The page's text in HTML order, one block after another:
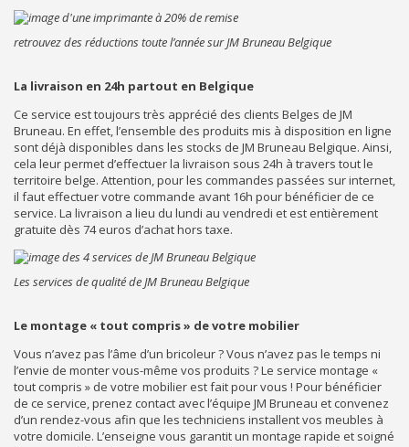
retrouvez des réductions toute l’année sur JM Bruneau Belgique
La livraison en 24h partout en Belgique
Ce service est toujours très apprécié des clients Belges de JM
Bruneau. En effet, l’ensemble des produits mis à disposition en ligne
sont déjà disponibles dans les stocks de JM Bruneau Belgique. Ainsi,
cela leur permet d’effectuer la livraison sous 24h à travers tout le
territoire belge. Attention, pour les commandes passées sur internet,
il faut effectuer votre commande avant 16h pour bénéficier de ce
service. La livraison a lieu du lundi au vendredi et est entièrement
gratuite dès 74 euros d’achat hors taxe.
Les services de qualité de JM Bruneau Belgique
Le montage « tout compris » de votre mobilier
Vous n’avez pas l’âme d’un bricoleur ? Vous n’avez pas le temps ni
l’envie de monter vous-même vos produits ? Le service montage «
tout compris » de votre mobilier est fait pour vous ! Pour bénéficier
de ce service, prenez contact avec l’équipe JM Bruneau et convenez
d’un rendez-vous afin que les techniciens installent vos meubles à
votre domicile. L’enseigne vous garantit un montage rapide et soigné